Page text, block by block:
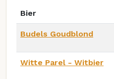
Bier
Budels Goudblond
Witte Parel - Witbier